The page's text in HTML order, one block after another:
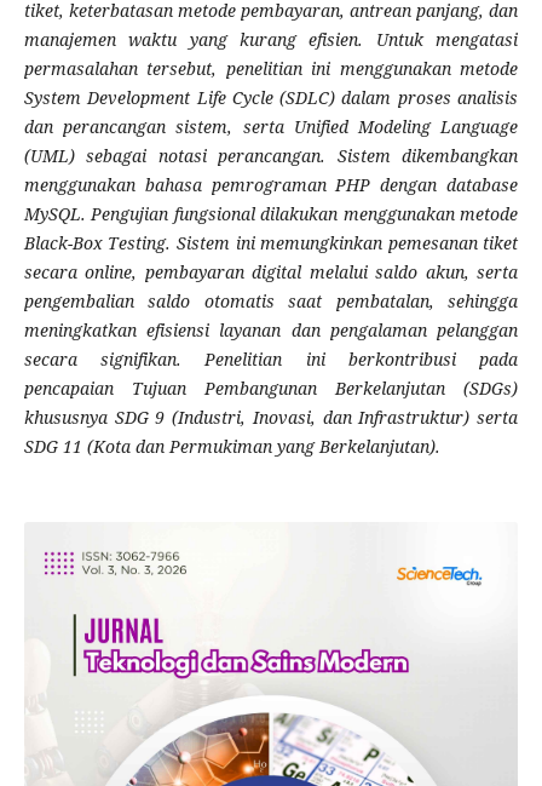
tiket, keterbatasan metode pembayaran, antrean panjang, dan
manajemen waktu yang kurang efisien. Untuk mengatasi
permasalahan tersebut, penelitian ini menggunakan metode
System Development Life Cycle (SDLC) dalam proses analisis
dan perancangan sistem, serta Unified Modeling Language
(UML) sebagai notasi perancangan. Sistem dikembangkan
menggunakan bahasa pemrograman PHP dengan database
MySQL. Pengujian fungsional dilakukan menggunakan metode
Black-Box Testing. Sistem ini memungkinkan pemesanan tiket
secara online, pembayaran digital melalui saldo akun, serta
pengembalian saldo otomatis saat pembatalan, sehingga
meningkatkan efisiensi layanan dan pengalaman pelanggan
secara signifikan. Penelitian ini berkontribusi pada
pencapaian Tujuan Pembangunan Berkelanjutan (SDGs)
khususnya SDG 9 (Industri, Inovasi, dan Infrastruktur) serta
SDG 11 (Kota dan Permukiman yang Berkelanjutan).